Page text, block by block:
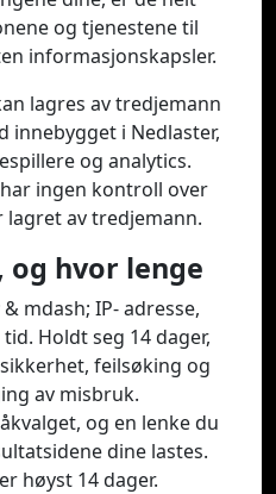
og tjenestene til
informasjonskapsler.
lagres av tredjemann
innebygget i Nedlaster,
og analytics.
ingen kontroll over
av tredjemann.
og hvor lenge
& mdash; IP- adresse,
Holdt seg 14 dager,
feilsøking og
av misbruk.
og en lenke du
dine lastes.
høyst 14 dager.